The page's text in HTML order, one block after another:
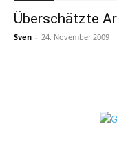
Überschätzte
Sven - 24. November 2009